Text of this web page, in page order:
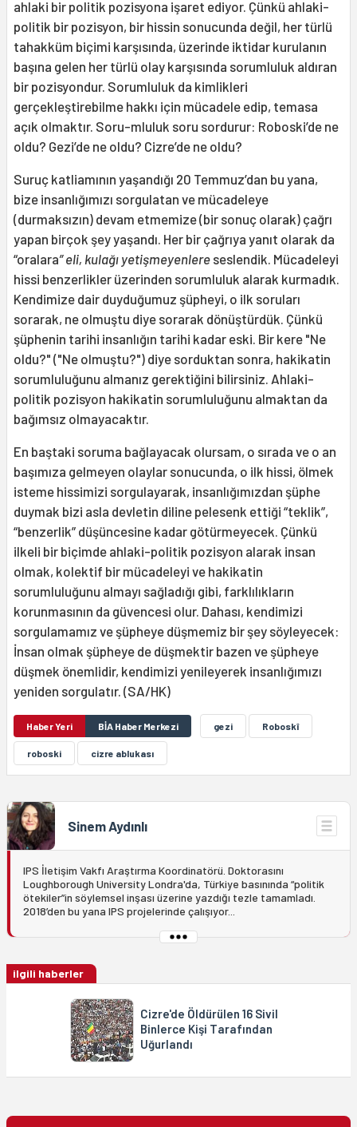
ahlaki bir politik pozisyona işaret ediyor. Çünkü ahlaki-
politik bir pozisyon, bir hissin sonucunda değil, her türlü
tahakküm biçimi karşısında, üzerinde iktidar kurulanın
başına gelen her türlü olay karşısında sorumluluk aldıran
bir pozisyondur. Sorumluluk da kimlikleri
gerçekleştirebilme hakkı için mücadele edip, temasa
açık olmaktır. Soru-mluluk soru sordurur: Roboski’de ne
oldu? Gezi’de ne oldu? Cizre’de ne oldu?
Suruç katliamının yaşandığı 20 Temmuz’dan bu yana,
bize insanlığımızı sorgulatan ve mücadeleye
(durmaksızın) devam etmemize (bir sonuç olarak) çağrı
yapan birçok şey yaşandı. Her bir çağrıya yanıt olarak da
“oralara” eli, kulağı yetişmeyenlere seslendik. Mücadeleyi
hissi benzerlikler üzerinden sorumluluk alarak kurmadık.
Kendimize dair duyduğumuz şüpheyi, o ilk soruları
sorarak, ne olmuştu diye sorarak dönüştürdük. Çünkü
şüphenin tarihi insanlığın tarihi kadar eski. Bir kere "Ne
oldu?" ("Ne olmuştu?") diye sorduktan sonra, hakikatin
sorumluluğunu almanız gerektiğini bilirsiniz. Ahlaki-
politik pozisyon hakikatin sorumluluğunu almaktan da
bağımsız olmayacaktır.
En baştaki soruma bağlayacak olursam, o sırada ve o an
başımıza gelmeyen olaylar sonucunda, o ilk hissi, ölmek
isteme hissimizi sorgulayarak, insanlığımızdan şüphe
duymak bizi asla devletin diline pelesenk ettiği “teklik”,
“benzerlik” düşüncesine kadar götürmeyecek. Çünkü
ilkeli bir biçimde ahlaki-politik pozisyon alarak insan
olmak, kolektif bir mücadeleyi ve hakikatin
sorumluluğunu almayı sağladığı gibi, farklılıkların
korunmasının da güvencesi olur. Dahası, kendimizi
sorgulamamız ve şüpheye düşmemiz bir şey söyleyecek:
İnsan olmak şüpheye de düşmektir bazen ve şüpheye
düşmek önemlidir, kendimizi yenileyerek insanlığımızı
yeniden sorgulatır. (SA/HK)
Haber Yeri BİA Haber Merkezi gezi Roboskî
roboski cizre ablukası
Sinem Aydınlı
IPS İletişim Vakfı Araştırma Koordinatörü. Doktorasını
Loughborough University Londra'da, Türkiye basınında “politik
ötekiler”in söylemsel inşası üzerine yazdığı tezle tamamladı.
2018’den bu yana IPS projelerinde çalışıyor...
ilgili haberler
Cizre'de Öldürülen 16 Sivil
Binlerce Kişi Tarafından
Uğurlandı